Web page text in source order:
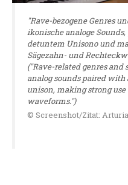
"Rave-bezogene Genres
ikonische analoge
detuntem Unisono und
Sägezahn- und
("Rave-related genres
analog sounds paired
unison, making strong
waveforms.")
© Screenshot/Zitat: